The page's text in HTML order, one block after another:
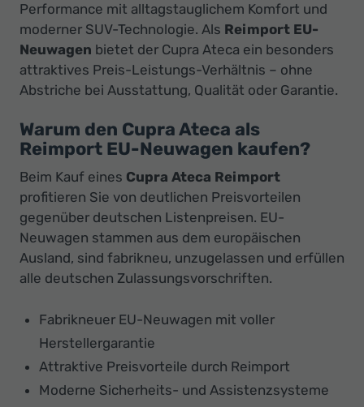
Performance mit alltagstauglichem Komfort und
moderner SUV-Technologie. Als Reimport EU-
Neuwagen bietet der Cupra Ateca ein besonders
attraktives Preis-Leistungs-Verhältnis – ohne
Abstriche bei Ausstattung, Qualität oder Garantie.
Warum den Cupra Ateca als
Reimport EU-Neuwagen kaufen?
Beim Kauf eines Cupra Ateca Reimport
profitieren Sie von deutlichen Preisvorteilen
gegenüber deutschen Listenpreisen. EU-
Neuwagen stammen aus dem europäischen
Ausland, sind fabrikneu, unzugelassen und erfüllen
alle deutschen Zulassungsvorschriften.
Fabrikneuer EU-Neuwagen mit voller
Herstellergarantie
Attraktive Preisvorteile durch Reimport
Moderne Sicherheits- und Assistenzsysteme